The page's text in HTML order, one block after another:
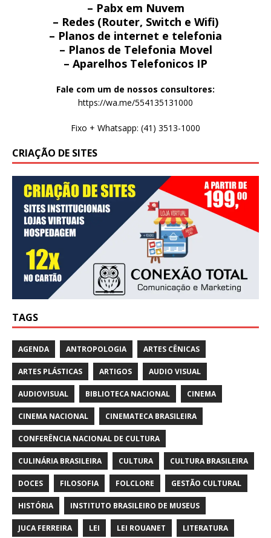
– Pabx em Nuvem
– Redes (Router, Switch e Wifi)
– Planos de internet e telefonia
– Planos de Telefonia Movel
– Aparelhos Telefonicos IP
Fale com um de nossos consultores:
https://wa.me/554135131000
Fixo + Whatsapp: (41) 3513-1000
CRIAÇÃO DE SITES
TAGS
AGENDA ANTROPOLOGIA ARTES CÊNICAS
ARTES PLÁSTICAS ARTIGOS AUDIO VISUAL
AUDIOVISUAL BIBLIOTECA NACIONAL CINEMA
CINEMA NACIONAL CINEMATECA BRASILEIRA
CONFERÊNCIA NACIONAL DE CULTURA
CULINÁRIA BRASILEIRA CULTURA CULTURA BRASILEIRA
DOCES FILOSOFIA FOLCLORE GESTÃO CULTURAL
HISTÓRIA INSTITUTO BRASILEIRO DE MUSEUS
JUCA FERREIRA LEI LEI ROUANET LITERATURA